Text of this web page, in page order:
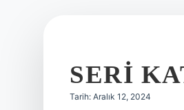
SERI
Tarih: Aralık 12, 2024